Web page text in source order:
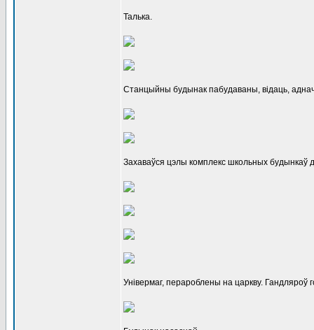
Талька.
Станцыйны будынак пабудаваны, відаць,
Захаваўся цэлы комплекс школьных будынкаў
Універмаг, перароблены на царкву. Гандляроў